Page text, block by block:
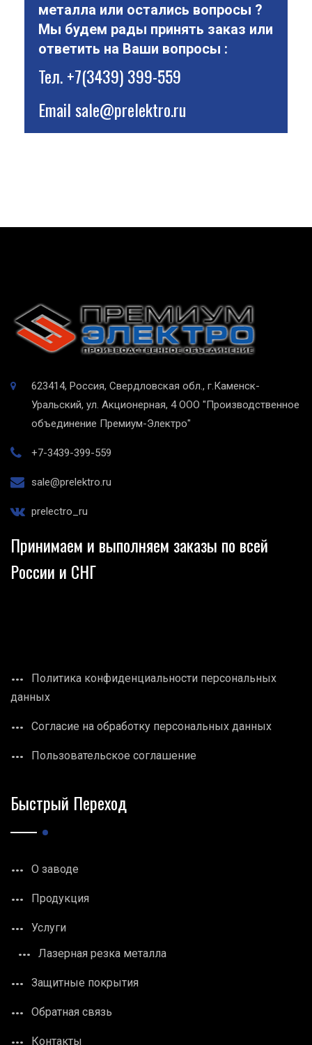
металла или остались вопросы ?
Мы будем рады принять заказ или
ответить на Ваши вопросы :
Тел.+7(3439) 399-559
Emailsale@prelektro.ru
623414, Россия, Свердловская обл., г.Каменск-
Уральский, ул. Акционерная, 4 ООО "Производственное
объединение Премиум-Электро"
+7-3439-399-559
sale@prelektro.ru
prelectro_ru
Принимаем и выполняем заказы по всей
России и СНГ
Политика конфиденциальности персональных
данных
Согласие на обработку персональных данных
Пользовательское соглашение
Быстрый Переход
О заводе
Продукция
Услуги
Лазерная резка металла
Защитные покрытия
Обратная связь
Контакты